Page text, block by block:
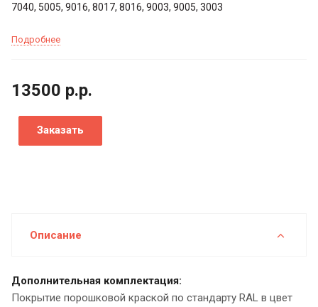
7040, 5005, 9016, 8017, 8016, 9003, 9005, 3003
Подробнее
13500 р.р.
Заказать
Описание
Дополнительная комплектация:
Покрытие порошковой краской по стандарту RAL в цвет